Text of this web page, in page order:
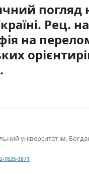
погляд
Рец.
на
університет ім.
7825-3871